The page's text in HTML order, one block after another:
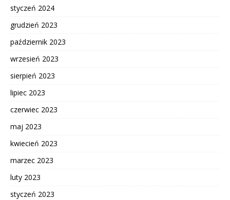
styczeń 2024
grudzień 2023
październik 2023
wrzesień 2023
sierpień 2023
lipiec 2023
czerwiec 2023
maj 2023
kwiecień 2023
marzec 2023
luty 2023
styczeń 2023